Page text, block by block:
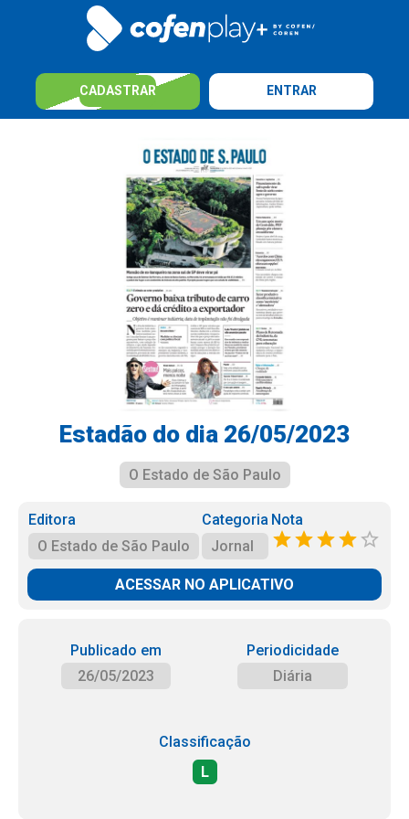
CADASTRAR ENTRAR
Estadão do dia 26/05/2023
O Estado de São Paulo
Editora
O Estado de São Paulo
Categoria
Jornal
Nota
ACESSAR NO APLICATIVO
Publicado em
26/05/2023
Periodicidade
Diária
Classificação
L